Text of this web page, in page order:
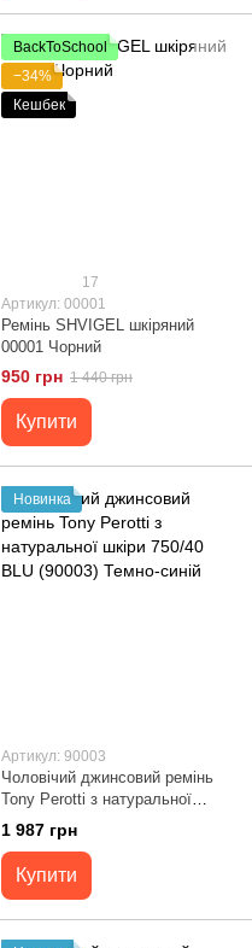
BackToSchool
−34%
Кешбек
17
Артикул: 00001
Ремінь SHVIGEL шкіряний
00001 Чорний
950 грн 1 440 грн
Купити
Новинка
Артикул: 90003
Чоловічий джинсовий ремінь
Tony Perotti з натуральної
шкіри 750/40 BLU (90003)
Темно-синій
1 987 грн
Купити